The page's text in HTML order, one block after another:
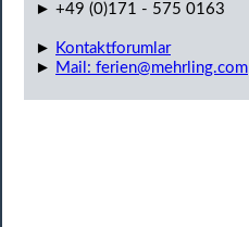
► +49 (0)171 - 575 0163
► Kontaktforumlar
► Mail: ferien@mehrling.com